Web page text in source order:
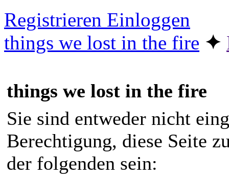
Registrieren Einloggen
things we lost in the fire ✦︎
things we lost in the fire
Sie sind entweder nicht
Berechtigung, diese Seite
der folgenden sein: